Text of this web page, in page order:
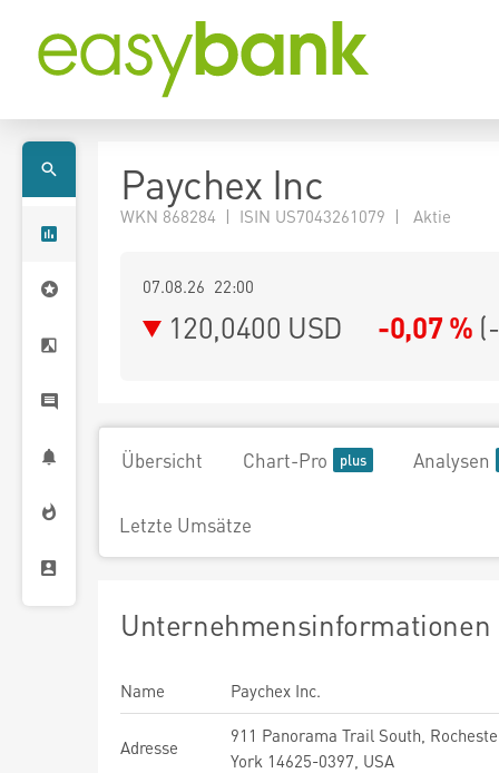
Paychex Inc
WKN 868284 | ISIN US7043261079 | Aktie
07.08.26 22:00
120,0400 USD -0,07 % (
Übersicht Chart-Pro Analysen
Letzte Umsätze
Unternehmensinformationen
Name Paychex Inc.
Adresse
911 Panorama Trail South,
York 14625-0397, USA